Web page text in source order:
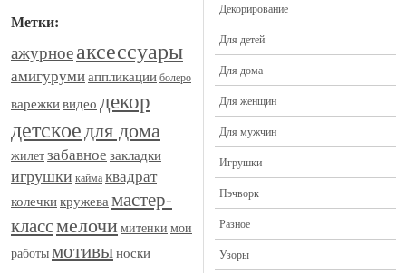
Метки:
ажурноеаксессуары
амигурумиаппликацииболеро
варежкивидео декор
детскоедля дома
жилетзабавное закладки
игрушки каймаквадрат
колечкикружевамастер-
классмелочи митенки мои
работымотивыноски
Декорирование
Для детей
Для дома
Для женщин
Для мужчин
Игрушки
Пэчворк
Разное
Узоры